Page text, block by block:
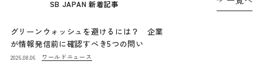
SB JAPAN 新着記事
グリーンウォッシュを避けるには？ 企業
が情報発信前に確認すべき5つの問い
2026.08.06 ワールドニュース